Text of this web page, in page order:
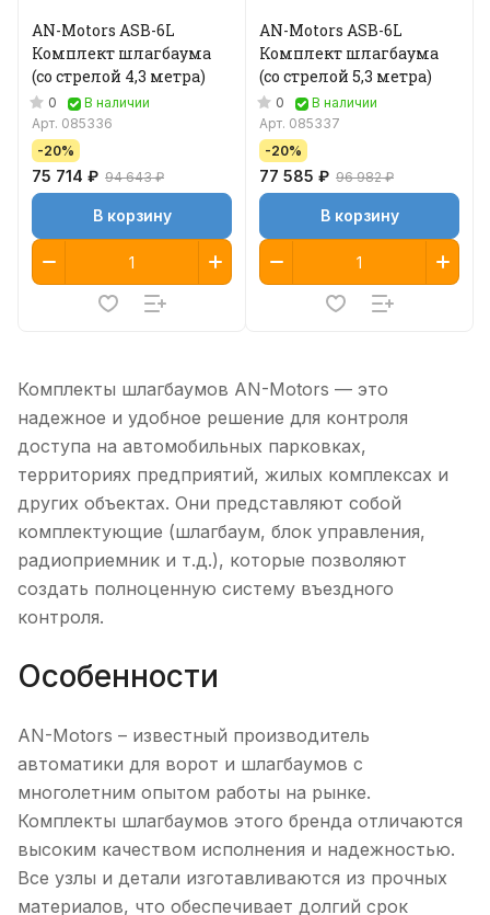
AN-Motors ASB-6L
Комплект шлагбаума
(со стрелой 4,3 метра)
0
В наличии
Арт. 085336
-20%
75 714 ₽ 94 643 ₽
В корзину
AN-Motors ASB-6L
Комплект шлагбаума
(со стрелой 5,3 метра)
0
В наличии
Арт. 085337
-20%
77 585 ₽ 96 982 ₽
В корзину
Комплекты шлагбаумов AN-Motors — это
надежное и удобное решение для контроля
доступа на автомобильных парковках,
территориях предприятий, жилых комплексах и
других объектах. Они представляют собой
комплектующие (шлагбаум, блок управления,
радиоприемник и т.д.), которые позволяют
создать полноценную систему въездного
контроля.
Особенности
AN-Motors – известный производитель
автоматики для ворот и шлагбаумов с
многолетним опытом работы на рынке.
Комплекты шлагбаумов этого бренда отличаются
высоким качеством исполнения и надежностью.
Все узлы и детали изготавливаются из прочных
материалов, что обеспечивает долгий срок